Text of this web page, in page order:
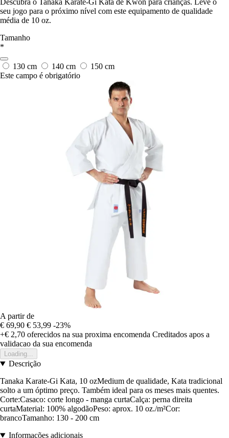
Descubra o Tanaka Karate-Gi Kata de Kwon para crianças. Leve o
seu jogo para o próximo nível com este equipamento de qualidade
média de 10 oz.
Tamanho
*
130 cm 140 cm
150 cm
Este campo é obrigatório
A partir de
€ 69,90 € 53,99 -23%
+€ 2,70 oferecidos na sua proxima encomenda Creditados apos a
validacao da sua encomenda
Loading...
Descrição
Tanaka Karate-Gi Kata, 10 ozMedium de qualidade, Kata tradicional
solto a um óptimo preço. Também ideal para os meses mais quentes.
Corte:Casaco: corte longo - manga curtaCalça: perna direita
curtaMaterial: 100% algodãoPeso: aprox. 10 oz./m²Cor:
brancoTamanho: 130 - 200 cm
Informações adicionais